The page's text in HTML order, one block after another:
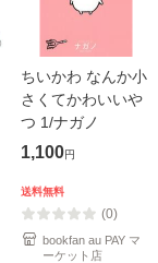
ちいかわ なんか小
さくてかわいいや
つ 1/ナガノ
1,100円
送料無料
(0)
bookfan au PAY マ
ーケット店